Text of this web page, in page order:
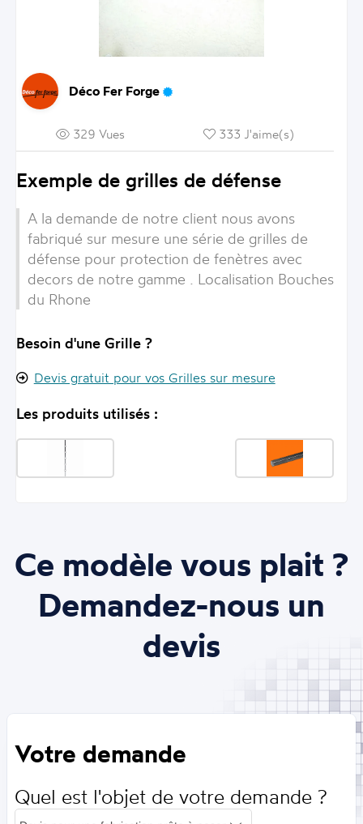
Déco Fer Forge
329 Vues 333 J'aime(s)
Exemple de grilles de défense
A la demande de notre client nous avons
fabriqué sur mesure une série de grilles de
défense pour protection de fenètres avec
decors de notre gamme . Localisation Bouches
du Rhone
Besoin d'une Grille ?
Devis gratuit pour vos Grilles sur mesure
Les produits utilisés :
Ce modèle vous plait ?
Demandez-nous un
devis
Votre demande
Quel est l'objet de votre demande ?